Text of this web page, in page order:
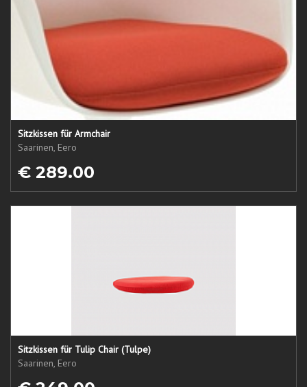
Sitzkissen für Armchair
Saarinen, Eero
€ 289.00
Sitzkissen für Tulip Chair (Tulpe)
Saarinen, Eero